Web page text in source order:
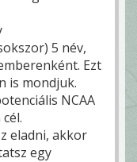
5 név,
Ezt
is mondjuk.
NCAA
eladni, akkor
egy